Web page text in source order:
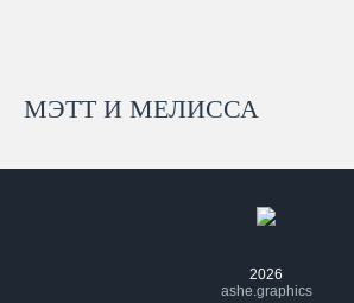
МЭТТ И МЕЛИССА
2026
ashe.graphics